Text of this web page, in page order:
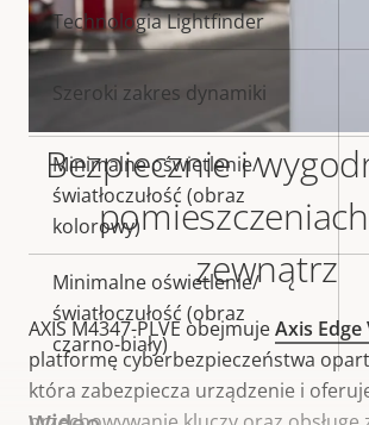
Bezpiecznie i
zewnątrz
AXIS M4347-PLVE obejmujeAxis Edge
platformę cyberbezpieczeństwa
która zabezpiecza urządzenie i
Technologia Lightfinder
Szeroki zakres dynamiki
Minimalne oświetlenie/
światłoczułość (obraz
kolorowy)
Minimalne oświetlenie/
światłoczułość (obraz
czarno-biały)